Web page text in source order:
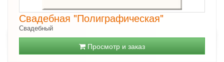
Свадебная "Полиграфическая"
Свадебный
Просмотр и заказ